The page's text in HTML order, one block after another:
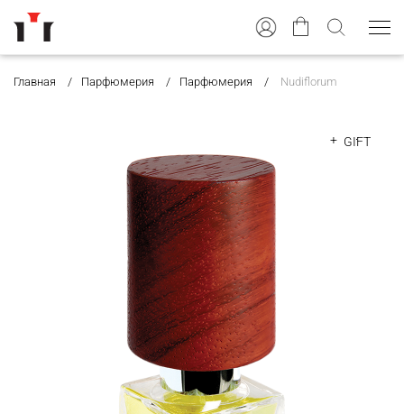
Главная Парфюмерия Парфюмерия Nudiflorum
GIFT